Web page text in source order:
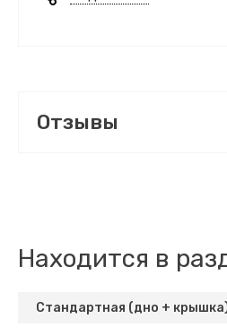
Отзывы
Находится в
Стандартная (дно +